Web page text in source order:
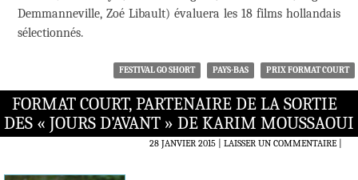
Demmanneville, Zoé Libault) évaluera les 18 films hollandais
sélectionnés.
FESTIVAL GO SHORT PAYS-BAS PRIX FORMAT COURT
FORMAT COURT, PARTENAIRE DE LA SORTIE
DES « JOURS D’AVANT » DE KARIM MOUSSAOUI
28 JANVIER 2015 LAISSER UN COMMENTAIRE|